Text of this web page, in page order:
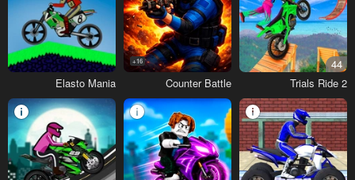
44
Trials Ride 2
16+
Counter Battle
Elasto Mania